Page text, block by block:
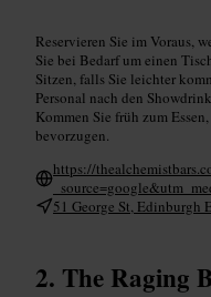
Reservieren Sie im Voraus,
Sie bei Bedarf um einen
Sitzen, falls Sie leichter
Personal nach den
Kommen Sie früh zum
bevorzugen.
https://
51 George St, Edinburgh
The Raging